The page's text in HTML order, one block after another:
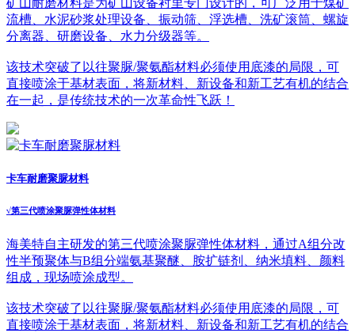
流槽、水泥砂浆处理设备、振动筛、浮选槽、洗矿滚筒、螺旋
分离器、研磨设备、水力分级器等。
该技术突破了以往聚脲/聚氨酯材料必须使用底漆的局限，可
直接喷涂于基材表面，将新材料、新设备和新工艺有机的结合
在一起，是传统技术的一次革命性飞跃！
卡车耐磨聚脲材料
√第三代喷涂聚脲弹性体材料
海美特自主研发的第三代喷涂聚脲弹性体材料，通过A组分改
性半预聚体与B组分端氨基聚醚、胺扩链剂、纳米填料、颜料
组成，现场喷涂成型。
该技术突破了以往聚脲/聚氨酯材料必须使用底漆的局限，可
直接喷涂于基材表面，将新材料、新设备和新工艺有机的结合